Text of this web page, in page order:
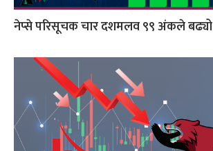
नेप्से परिसूचक चार दशमलव ९९ अंकले बढ्यो